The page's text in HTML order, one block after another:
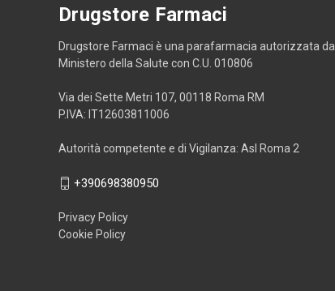
Drugstore Farmaci
Drugstore Farmaci è una parafarmacia autorizzata dal
Ministero della Salute con C.U. 010806
Via dei Sette Metri 107, 00118 Roma RM
P.IVA: IT12603811006
Autorità competente e di Vigilanza: Asl Roma 2
+390698380950
Privacy Policy
Cookie Policy